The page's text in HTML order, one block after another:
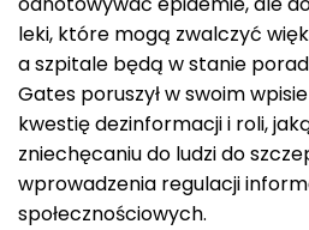
leki, które mogą zwalczyć
a szpitale będą w stanie
Gates poruszył w swoim
kwestię dezinformacji i roli,
zniechęcaniu do ludzi do
wprowadzenia regulacji
społecznościowych.